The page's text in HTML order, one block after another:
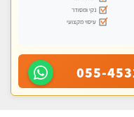
נקי ומסודר
עיסוי מקצועי
055-